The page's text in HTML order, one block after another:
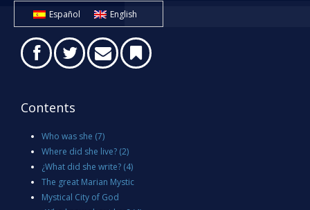
Español English
Contents
Who was she (7)
Where did she live? (2)
¿What did she write? (4)
The great Marian Mystic
Mystical City of God